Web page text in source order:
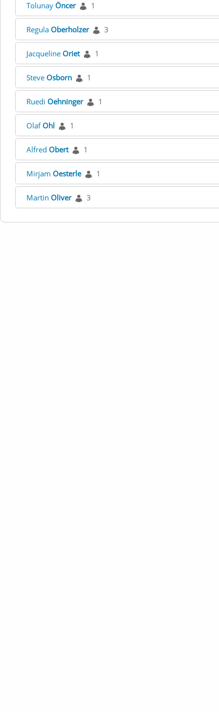
Tolunay Öncer 1
Regula Oberholzer 3
Jacqueline Oriet 1
Steve Osborn 1
Ruedi Oehninger 1
Olaf Ohl 1
Alfred Obert 1
Mirjam Oesterle 1
Martin Oliver 3